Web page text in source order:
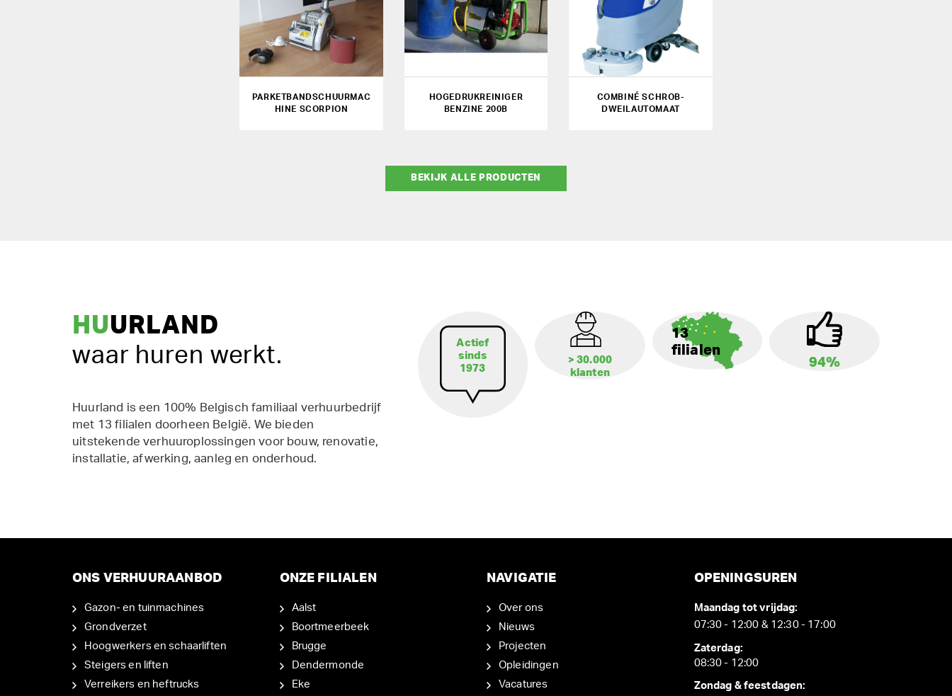
PARKETBANDSCHUURMAC
HINE SCORPION
HOGEDRUKREINIGER
BENZINE 200B
COMBINÉ SCHROB-
DWEILAUTOMAAT
BEKIJK ALLE PRODUCTEN
HUURLAND
waar huren werkt.
Huurland is een 100% Belgisch familiaal verhuurbedrijf
met 13 filialen doorheen België. We bieden
uitstekende verhuuroplossingen voor bouw, renovatie,
installatie, afwerking, aanleg en onderhoud.
Actief
sinds
1973
> 30.000
klanten
13
filialen
94%
ONS VERHUURAANBOD
Gazon- en tuinmachines
Grondverzet
Hoogwerkers en schaarliften
Steigers en liften
Verreikers en heftrucks
ONZE FILIALEN
Aalst
Boortmeerbeek
Brugge
Dendermonde
Eke
NAVIGATIE
Over ons
Nieuws
Projecten
Opleidingen
Vacatures
OPENINGSUREN
Maandag tot vrijdag:
07:30 - 12:00 & 12:30 - 17:00
Zaterdag:
08:30 - 12:00
Zondag & feestdagen: